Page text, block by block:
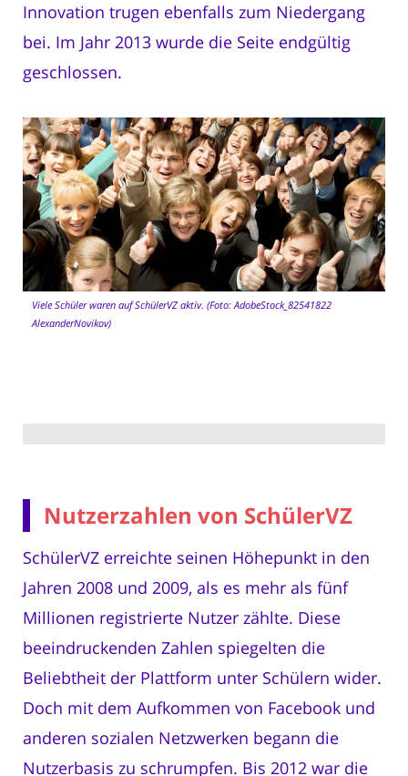
Innovation trugen ebenfalls zum Niedergang
bei. Im Jahr 2013 wurde die Seite endgültig
geschlossen.
Viele Schüler waren auf SchülerVZ aktiv. (Foto: AdobeStock_82541822
AlexanderNovikov)
Nutzerzahlen von SchülerVZ
SchülerVZ erreichte seinen Höhepunkt in den
Jahren 2008 und 2009, als es mehr als fünf
Millionen registrierte Nutzer zählte. Diese
beeindruckenden Zahlen spiegelten die
Beliebtheit der Plattform unter Schülern wider.
Doch mit dem Aufkommen von Facebook und
anderen sozialen Netzwerken begann die
Nutzerbasis zu schrumpfen. Bis 2012 war die